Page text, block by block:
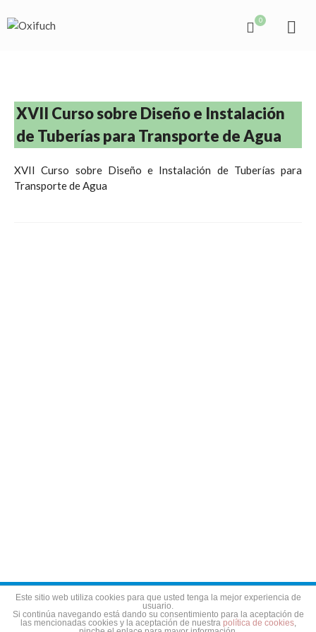
0
XVII Curso sobre Diseño e Instalación
de Tuberías para Transporte de Agua
XVII Curso sobre Diseño e Instalación de Tuberías para
Transporte de Agua
Aviso legal Política de privacidad Política de cookies
Este sitio web utiliza cookies para que usted tenga la mejor experiencia de
usuario.
Si continúa navegando está dando su consentimiento para la aceptación de
las mencionadas cookies y la aceptación de nuestra política de cookies,